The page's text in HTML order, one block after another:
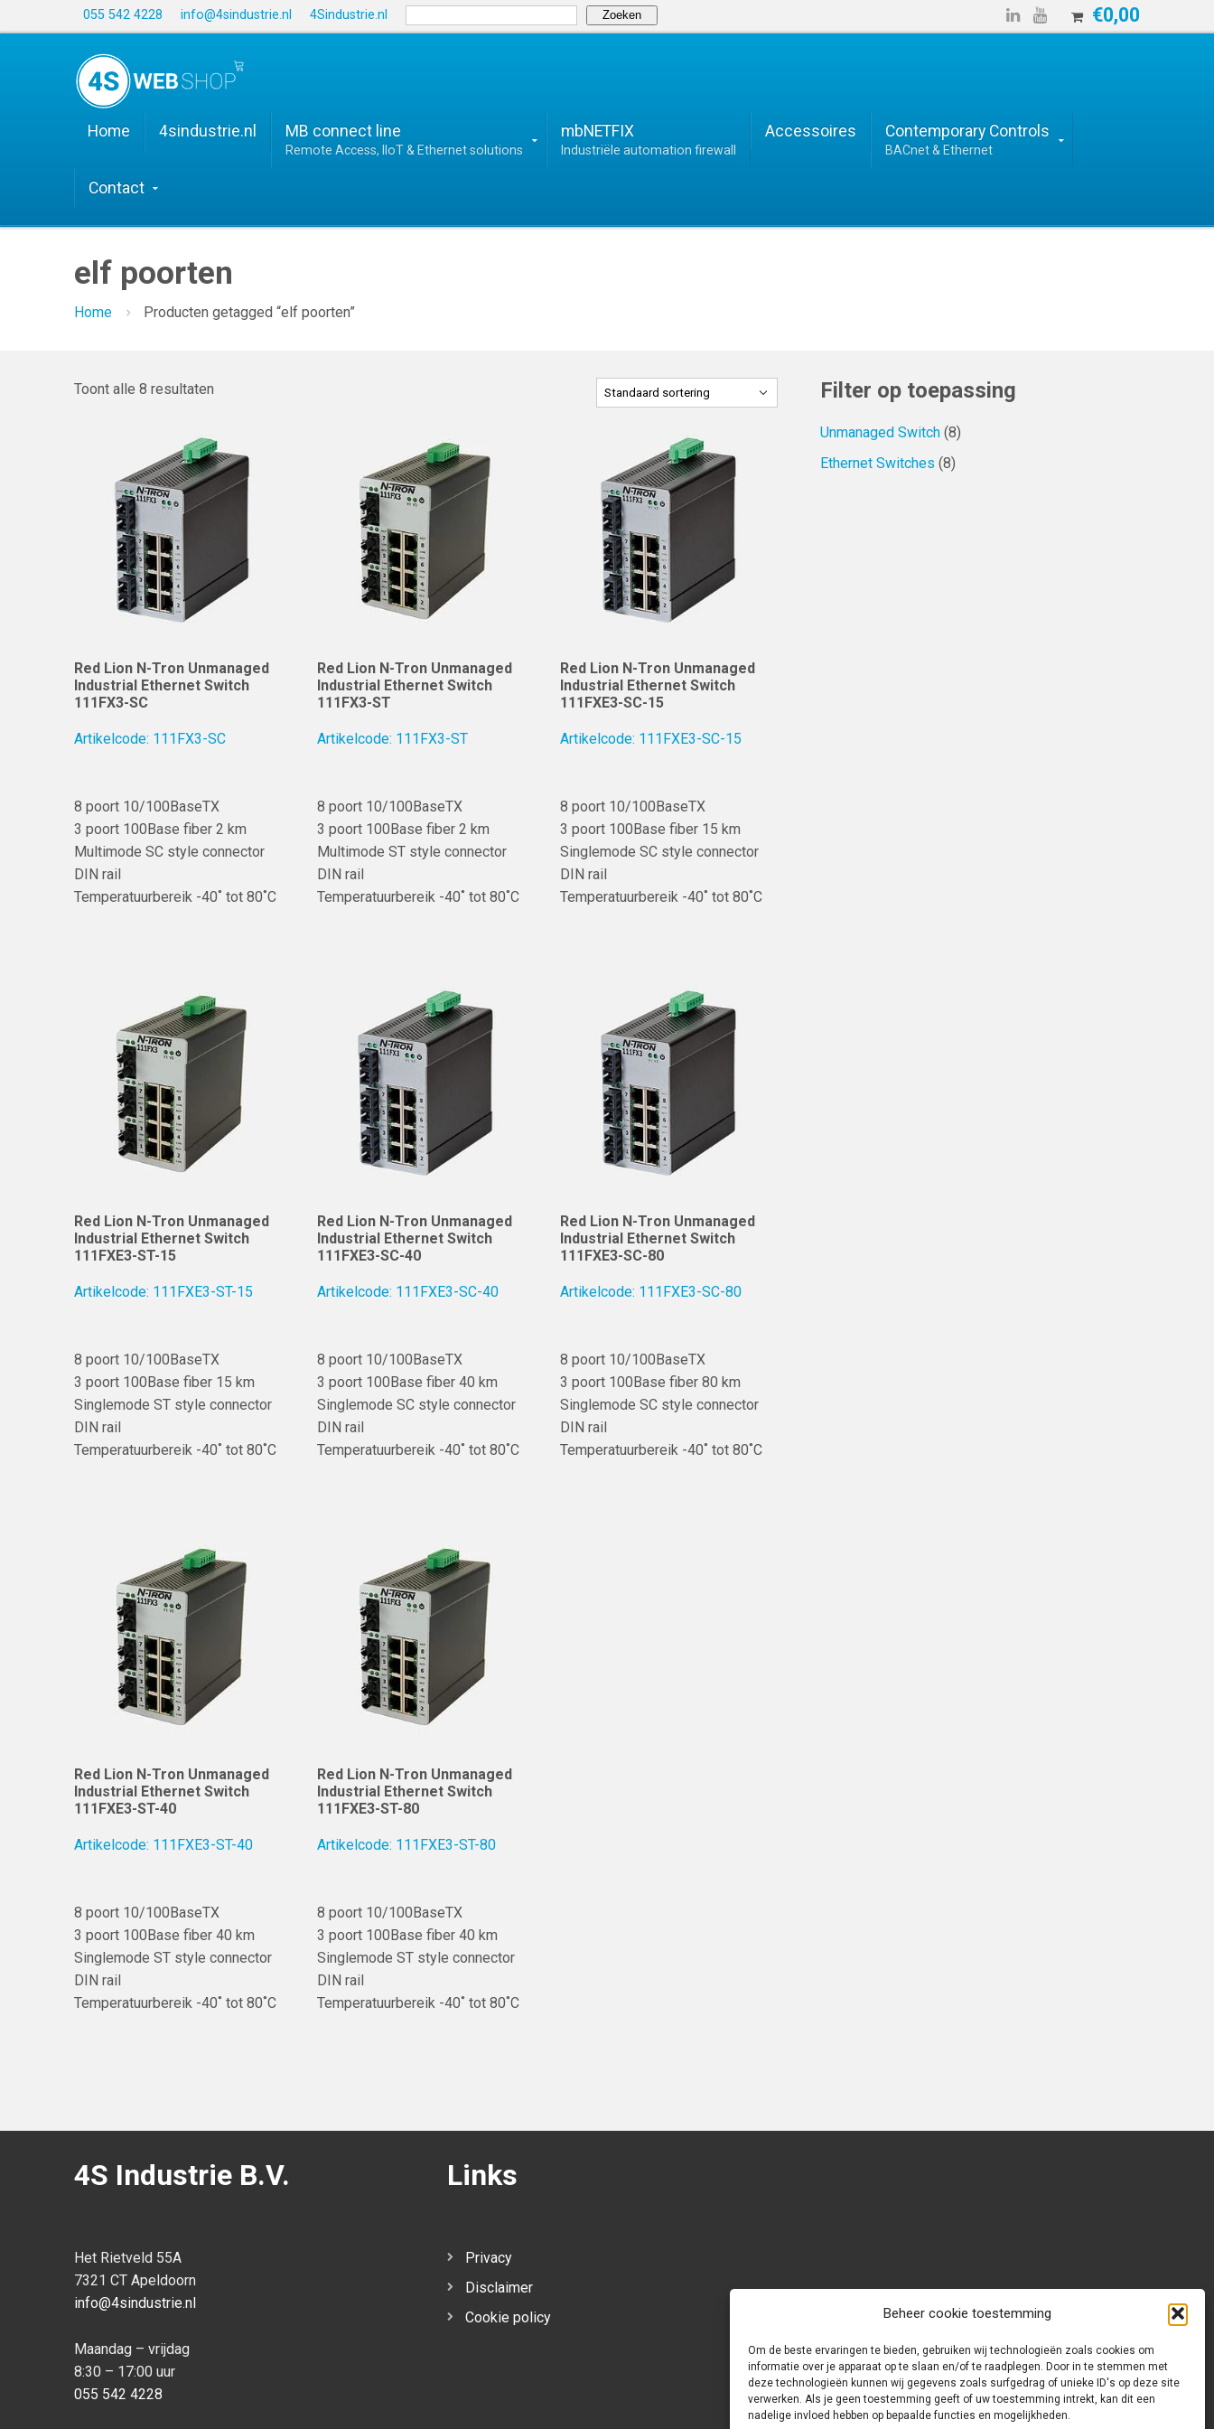
Beheer cookie toestemming
Om de beste ervaringen te bieden, gebruiken wij technologieën zoals cookies om
informatie over je apparaat op te slaan en/of te raadplegen. Door in te stemmen met
deze technologieën kunnen wij gegevens zoals surfgedrag of unieke ID's op deze site
verwerken. Als je geen toestemming geeft of uw toestemming intrekt, kan dit een
nadelige invloed hebben op bepaalde functies en mogelijkheden.
055 542 4228 info@4sindustrie.nl 4Sindustrie.nl Zoeken €0,00
 
Home 4sindustrie.nl MB connect line
Remote Access, IIoT & Ethernet solutions
mbNETFIX
Industriële automation firewall
Accessoires Contemporary Controls
BACnet & Ethernet
Contact
elf poorten
Home Producten getagged “elf poorten”
Toont alle 8 resultaten
Red Lion N-Tron Unmanaged
Industrial Ethernet Switch
111FX3-SC
Artikelcode: 111FX3-SC
8 poort 10/100BaseTX
3 poort 100Base fiber 2 km
Multimode SC style connector
DIN rail
Temperatuurbereik -40˚ tot 80˚C
Red Lion N-Tron Unmanaged
Industrial Ethernet Switch
111FX3-ST
Artikelcode: 111FX3-ST
8 poort 10/100BaseTX
3 poort 100Base fiber 2 km
Multimode ST style connector
DIN rail
Temperatuurbereik -40˚ tot 80˚C
Red Lion N-Tron Unmanaged
Industrial Ethernet Switch
111FXE3-SC-15
Artikelcode: 111FXE3-SC-15
8 poort 10/100BaseTX
3 poort 100Base fiber 15 km
Singlemode SC style connector
DIN rail
Temperatuurbereik -40˚ tot 80˚C
Red Lion N-Tron Unmanaged
Industrial Ethernet Switch
111FXE3-ST-15
Artikelcode: 111FXE3-ST-15
8 poort 10/100BaseTX
3 poort 100Base fiber 15 km
Singlemode ST style connector
DIN rail
Temperatuurbereik -40˚ tot 80˚C
Red Lion N-Tron Unmanaged
Industrial Ethernet Switch
111FXE3-SC-40
Artikelcode: 111FXE3-SC-40
8 poort 10/100BaseTX
3 poort 100Base fiber 40 km
Singlemode SC style connector
DIN rail
Temperatuurbereik -40˚ tot 80˚C
Red Lion N-Tron Unmanaged
Industrial Ethernet Switch
111FXE3-SC-80
Artikelcode: 111FXE3-SC-80
8 poort 10/100BaseTX
3 poort 100Base fiber 80 km
Singlemode SC style connector
DIN rail
Temperatuurbereik -40˚ tot 80˚C
Red Lion N-Tron Unmanaged
Industrial Ethernet Switch
111FXE3-ST-40
Artikelcode: 111FXE3-ST-40
8 poort 10/100BaseTX
3 poort 100Base fiber 40 km
Singlemode ST style connector
DIN rail
Temperatuurbereik -40˚ tot 80˚C
Red Lion N-Tron Unmanaged
Industrial Ethernet Switch
111FXE3-ST-80
Artikelcode: 111FXE3-ST-80
8 poort 10/100BaseTX
3 poort 100Base fiber 40 km
Singlemode ST style connector
DIN rail
Temperatuurbereik -40˚ tot 80˚C
Filter op toepassing
Unmanaged Switch (8)
Ethernet Switches (8)
4S Industrie B.V.
Het Rietveld 55A
7321 CT Apeldoorn
info@4sindustrie.nl
Maandag – vrijdag
8:30 – 17:00 uur
055 542 4228
Links
Privacy
Disclaimer
Cookie policy